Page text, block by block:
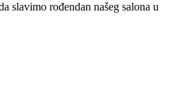
slavimo rođendan našeg salona u